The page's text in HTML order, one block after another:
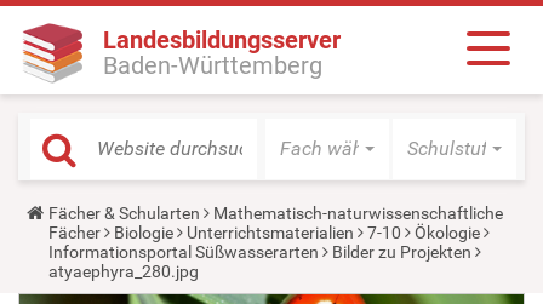
Landesbildungsserver
Baden-Württemberg
Fach wählen Schulstufe
Y
o
u
a
r
Fächer & Schularten
Mathematisch-naturwissenschaftliche
Fächer
Biologie Unterrichtsmaterialien 7-10
Ökologie
Informationsportal Süßwasserarten
Bilder zu Projekten
atyaephyra_280.jpg